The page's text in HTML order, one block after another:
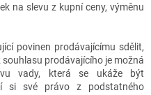
na slevu z kupní ceny, výměnu
povinen prodávajícímu sdělit,
prodávajícího je možná
vady, která se ukáže být
si své právo z podstatného